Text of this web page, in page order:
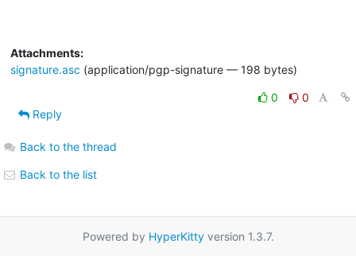
Attachments:
signature.asc (application/pgp-signature — 198 bytes)
0
0
Reply
Back to the thread
Back to the list
Powered by HyperKittyversion 1.3.7.